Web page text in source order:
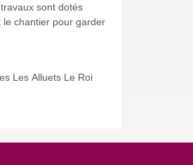
sont dotés
le chantier pour garder
Les Alluets Le Roi